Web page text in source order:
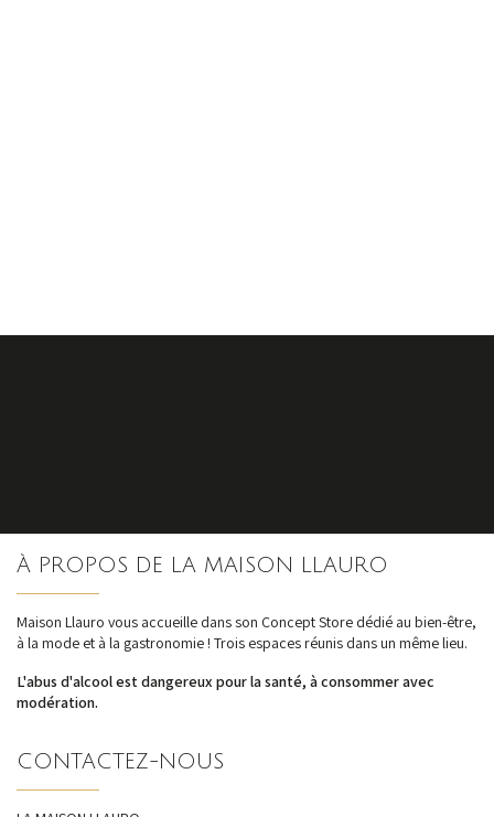
nos dernières
À PROPOS DE LA MAISON LLAURO
Maison Llauro vous accueille dans son Concept Store dédié au bien-être,
à la mode et à la gastronomie ! Trois espaces réunis dans un même lieu.
L'abus d'alcool est dangereux pour la santé, à consommer avec
modération.
CONTACTEZ-NOUS